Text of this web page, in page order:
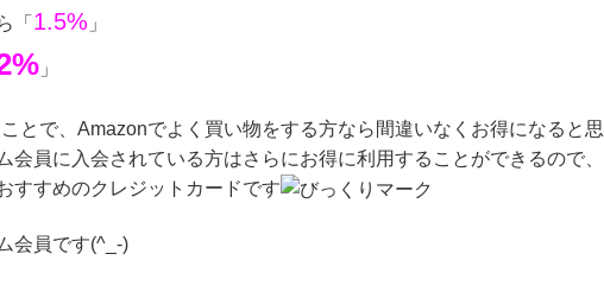
「 1.5% 」
」
とで、Amazonでよく買い物をする方なら間違いなくお得になると思
会員に入会されている方はさらにお得に利用することができるので、
すすめのクレジットカードです
会員です(^_-)